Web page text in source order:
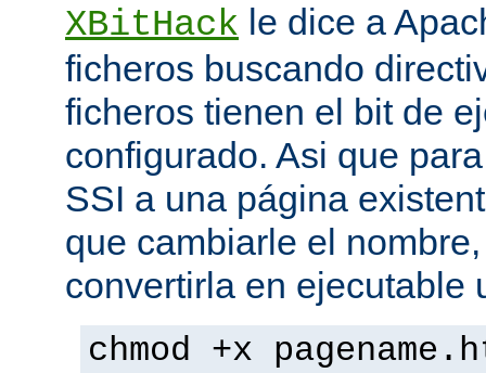
XBitHack le dice a
ficheros buscando
ficheros tienen el bit de
configurado. Asi que
SSI a una página
que cambiarle el
convertirla en ejecutable
chmod +x